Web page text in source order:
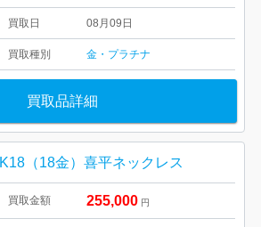
買取日 08月09日
買取種別 金・プラチナ
買取品詳細
K18（18金）喜平ネックレス
買取金額 255,000 円